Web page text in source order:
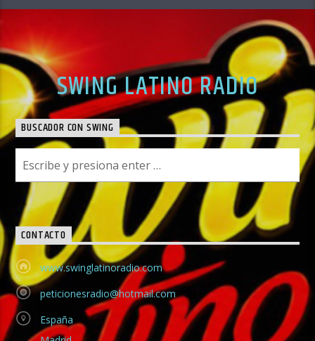
SWING LATINO RADIO
BUSCADOR CON SWING
CONTACTO
www.swinglatinoradio.com
peticionesradio@hotmail.com
España